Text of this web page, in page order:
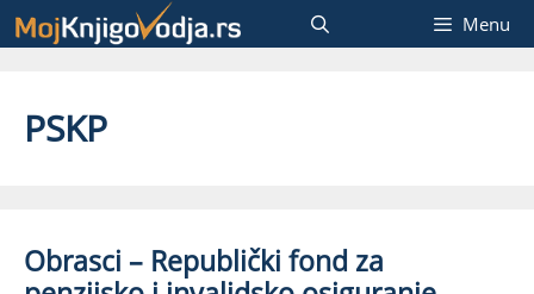
Skip
to
Menu
PSKP
Obrasci – Republički fond za